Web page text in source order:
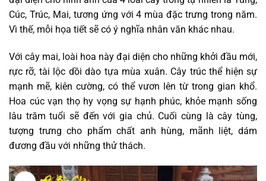
Cúc, Trúc, Mai, tương ứng với 4 mùa đặc trưng trong năm.
Vì thế, mỗi họa tiết sẽ có ý nghĩa nhân văn khác nhau.
Với cây mai, loài hoa này đại diện cho những khởi đầu mới,
rực rỡ, tài lộc dồi dào tựa mùa xuân. Cây trúc thể hiện sự
mạnh mẽ, kiên cường, có thể vươn lên từ trong gian khổ.
Hoa cúc vạn thọ hy vọng sự hạnh phúc, khỏe mạnh sống
lâu trăm tuổi sẽ đến với gia chủ. Cuối cùng là cây tùng,
tượng trưng cho phẩm chất anh hùng, mãnh liệt, dám
đương đầu với những thử thách.